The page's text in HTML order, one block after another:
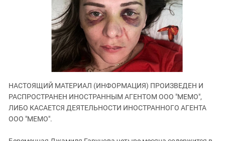
ЗАСТАВЛЯЕТ
КАВКАЗ ЗА ПАЛЕСТИНУ
ИНАКОМЫСЛИЕ В ЧЕЧНЕ
ПРЕСЛЕДОВАНИЕ АКТИВИСТОВ
МОБИЛИЗАЦИЯ И ПРОТЕСТЫ
Кабардино-Балкария
Карачаево-Черкесия
Краснодарский край
Российская Федерация
НАСТОЯЩИЙ МАТЕРИАЛ (ИНФОРМАЦИЯ) ПРОИЗВЕДЕН И
РАСПРОСТРАНЕН ИНОСТРАННЫМ АГЕНТОМ ООО "МЕМО",
ЛИБО КАСАЕТСЯ ДЕЯТЕЛЬНОСТИ ИНОСТРАННОГО АГЕНТА
ООО "МЕМО".